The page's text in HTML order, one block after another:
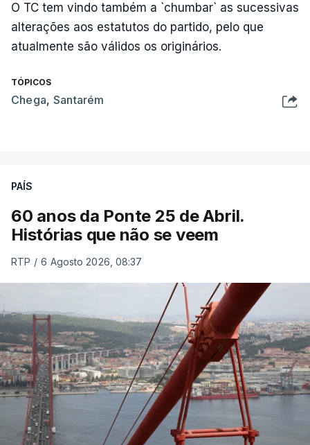
O TC tem vindo também a `chumbar` as sucessivas
alterações aos estatutos do partido, pelo que
atualmente são válidos os originários.
TÓPICOS
Chega, Santarém
PAÍS
60 anos da Ponte 25 de Abril.
Histórias que não se veem
RTP / 6 Agosto 2026, 08:37